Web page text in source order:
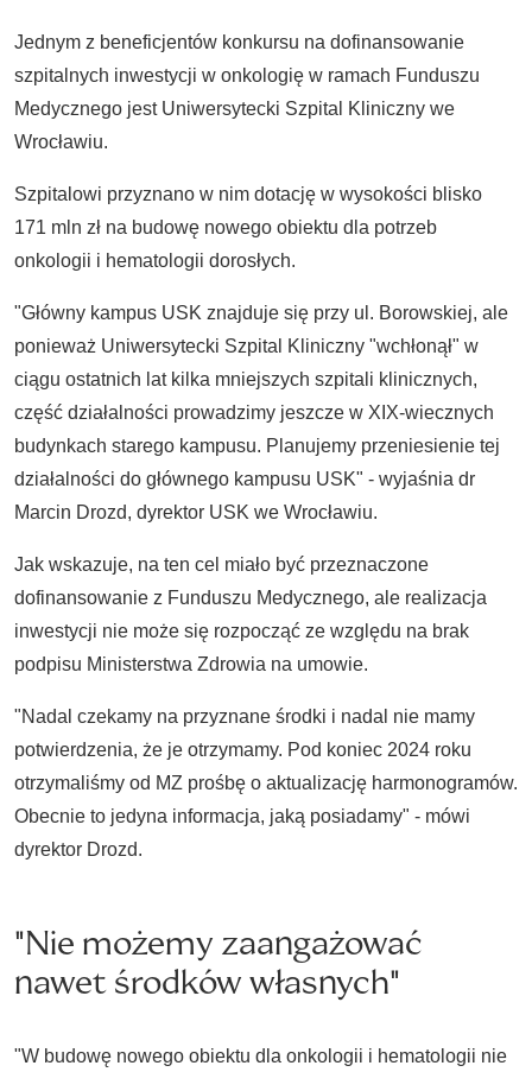
Jednym z beneficjentów konkursu na dofinansowanie
szpitalnych inwestycji w onkologię w ramach Funduszu
Medycznego jest Uniwersytecki Szpital Kliniczny we
Wrocławiu.
Szpitalowi przyznano w nim dotację w wysokości blisko
171 mln zł na budowę nowego obiektu dla potrzeb
onkologii i hematologii dorosłych.
"Główny kampus USK znajduje się przy ul. Borowskiej, ale
ponieważ Uniwersytecki Szpital Kliniczny "wchłonął" w
ciągu ostatnich lat kilka mniejszych szpitali klinicznych,
część działalności prowadzimy jeszcze w XIX-wiecznych
budynkach starego kampusu. Planujemy przeniesienie tej
działalności do głównego kampusu USK" - wyjaśnia dr
Marcin Drozd, dyrektor USK we Wrocławiu.
Jak wskazuje, na ten cel miało być przeznaczone
dofinansowanie z Funduszu Medycznego, ale realizacja
inwestycji nie może się rozpocząć ze względu na brak
podpisu Ministerstwa Zdrowia na umowie.
"Nadal czekamy na przyznane środki i nadal nie mamy
potwierdzenia, że je otrzymamy. Pod koniec 2024 roku
otrzymaliśmy od MZ prośbę o aktualizację harmonogramów.
Obecnie to jedyna informacja, jaką posiadamy" - mówi
dyrektor Drozd.
"Nie możemy zaangażować
nawet środków własnych"
"W budowę nowego obiektu dla onkologii i hematologii nie